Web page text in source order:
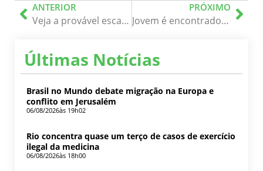
ANTERIOR
Veja a provável escalação do Bahia para enfrentar o Cruzeiro
PRÓXIMO
Jovem é encontrado morto em Feira de Santana
Últimas Notícias
Brasil no Mundo debate migração na Europa e
conflito em Jerusalém
06/08/2026às 19h02
Rio concentra quase um terço de casos de exercício
ilegal da medicina
06/08/2026às 18h00